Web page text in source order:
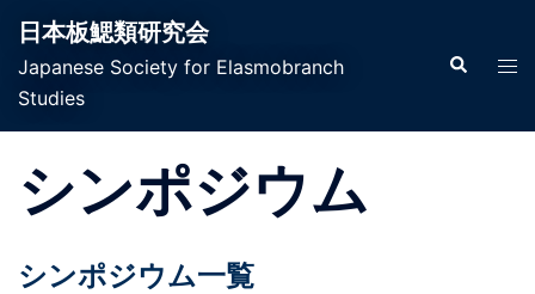
日本板鰓類研究会
Japanese Society for Elasmobranch
Studies
シンポジウム
シンポジウム一覧